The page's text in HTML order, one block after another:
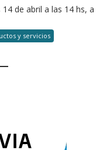
de abril a las 14 hs, a
y servicios